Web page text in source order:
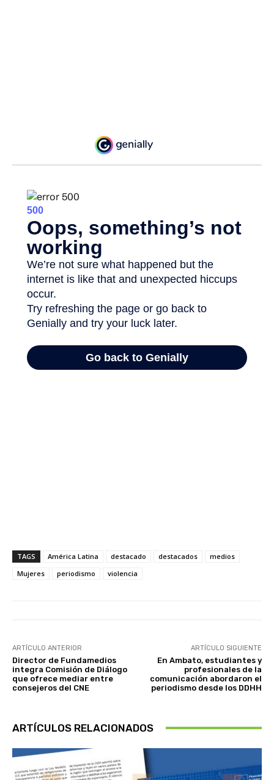
TAGS América Latina destacado destacados
medios
Mujeres
periodismo violencia
ARTÍCULO ANTERIOR
Director de Fundamedios
integra Comisión de Diálogo
que ofrece mediar entre
consejeros del CNE
ARTÍCULO SIGUIENTE
En Ambato, estudiantes y
profesionales de la
comunicación abordaron el
periodismo desde los DDHH
ARTÍCULOS RELACIONADOS